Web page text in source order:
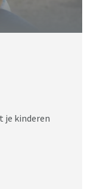
je kinderen
toen 6, onze